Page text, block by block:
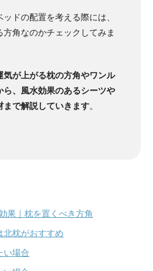
ドの配置を考える際には、
角なのかチェックしてみま
気が上がる枕の方角やワンル
ら、風水効果のあるシーツや
まで解説していきます。
果｜枕を置くべき方角
北枕がおすすめ
い場合